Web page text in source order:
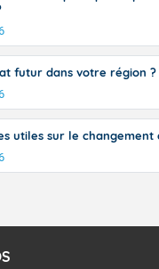
futur dans votre région ?
utiles sur le changement